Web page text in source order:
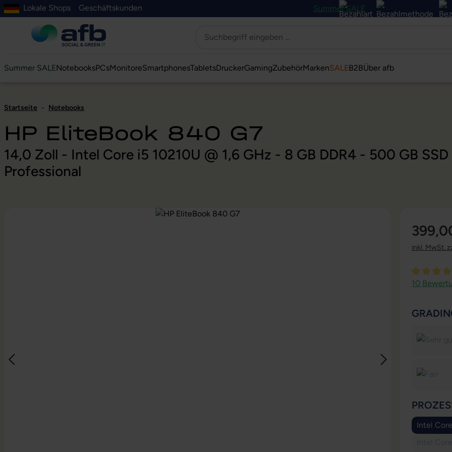
springen
Suche springen
Zur Hauptnavigation springen
Zur Navigation der B2B-Plattform springen
Lokale Shops Geschäftskunden Summer SALE
Summer SALENotebooksPCsMonitoreSmartphonesTabletsDruckerGamingZubehörMarkenSALEB2BÜber afb
Startseite - Notebooks
HP EliteBook 840 G7
14,0 Zoll - Intel Core i5 10210U @ 1,6 GHz - 8 GB DDR4 - 500 GB
Professional
inkl. MwSt.
10
Intel